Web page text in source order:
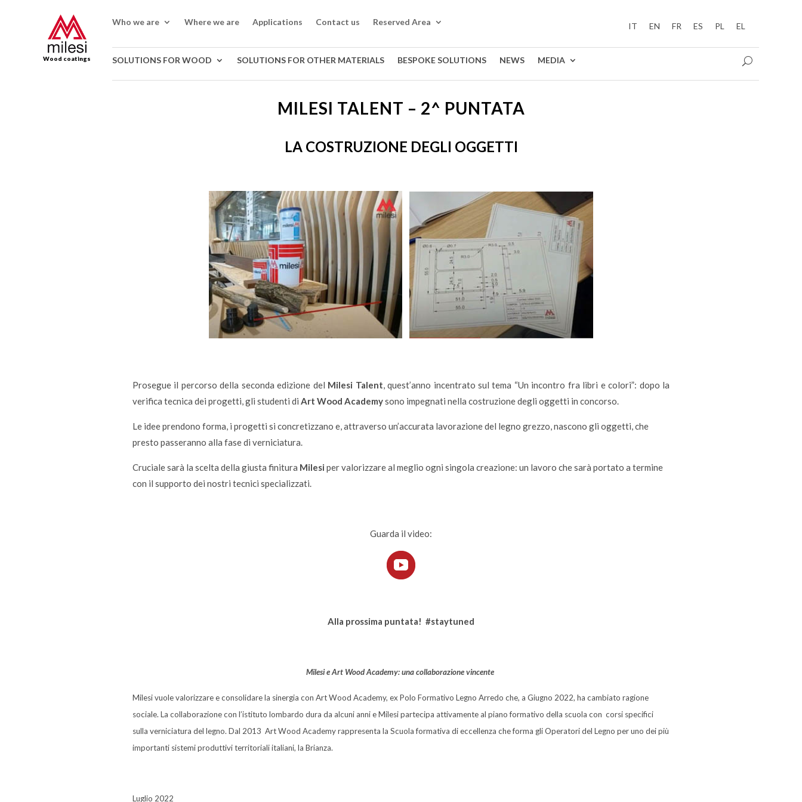
Wood coatings
Who we are Where we are Applications Contact us Reserved Area IT EN FR ES PL EL
SOLUTIONS FOR WOOD SOLUTIONS FOR OTHER MATERIALS BESPOKE SOLUTIONS NEWS MEDIA
MILESI TALENT – 2^ PUNTATA
LA COSTRUZIONE DEGLI OGGETTI
Prosegue il percorso della seconda edizione del Milesi Talent, quest’anno incentrato sul tema “Un incontro fra libri e colori”: dopo la
verifica tecnica dei progetti, gli studenti di Art Wood Academysono impegnati nella costruzione degli oggetti in concorso.
Le idee prendono forma, i progetti si concretizzano e, attraverso un’accurata lavorazione del legno grezzo, nascono gli oggetti, che
presto passeranno alla fase di verniciatura.
Cruciale sarà la scelta della giusta finitura Milesi per valorizzare al meglio ogni singola creazione: un lavoro che sarà portato a termine
con il supporto dei nostri tecnici specializzati.
Guarda il video:
Alla prossima puntata! #staytuned
Milesi e Art Wood Academy: una collaborazione vincente
Milesi vuole valorizzare e consolidare la sinergia con Art Wood Academy, ex Polo Formativo Legno Arredo che, a Giugno 2022, ha cambiato ragione
sociale. La collaborazione con l’istituto lombardo dura da alcuni anni e Milesi partecipa attivamente al piano formativo della scuola con corsi specifici
sulla verniciatura del legno. Dal 2013 Art Wood Academy rappresenta la Scuola formativa di eccellenza che forma gli Operatori del Legno per uno dei più
importanti sistemi produttivi territoriali italiani, la Brianza.
Luglio 2022